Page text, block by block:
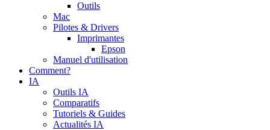
Outils
Mac
Pilotes & Drivers
Imprimantes
Epson
Manuel d'utilisation
Comment?
IA
Outils IA
Comparatifs
Tutoriels & Guides
Actualités IA